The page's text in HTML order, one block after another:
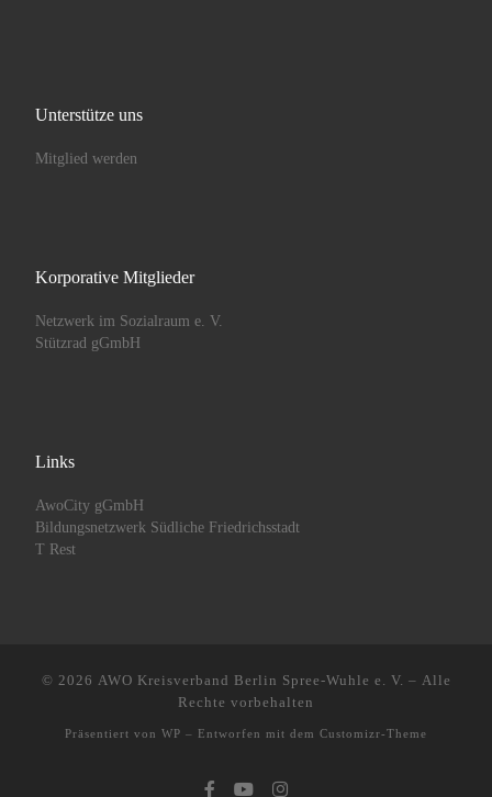
Unterstütze uns
Mitglied werden
Korporative Mitglieder
Netzwerk im Sozialraum e. V.
Stützrad gGmbH
Links
AwoCity gGmbH
Bildungsnetzwerk Südliche Friedrichsstadt
T Rest
© 2026 AWO Kreisverband Berlin Spree-Wuhle e. V. – Alle
Rechte vorbehalten
Präsentiert von WP – Entworfen mit dem Customizr-Theme